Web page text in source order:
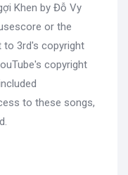
Khen by Đỗ Vy
or the
to 3rd's copyright
copyright
to these songs,